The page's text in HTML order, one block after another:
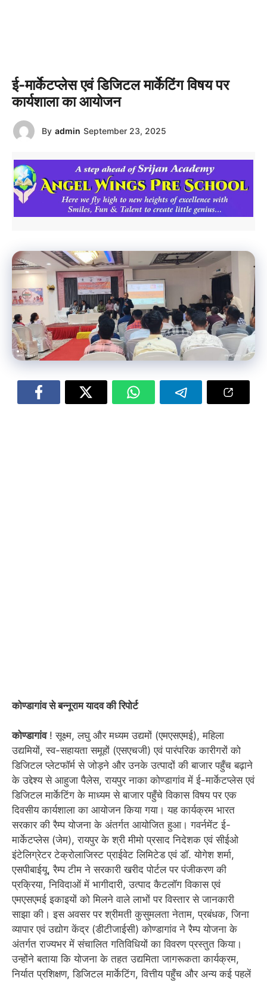
ई-मार्केटप्लेस एवं डिजिटल मार्केटिंग विषय पर
कार्यशाला का आयोजन
By admin September 23, 2025
कोण्डागांव से बन्नूराम यादव की रिपोर्ट
कोण्डागांव! सूक्ष्म, लघु और मध्यम उद्यमों (एमएसएमई), महिला
उद्यमियों, स्व-सहायता समूहों (एसएचजी) एवं पारंपरिक कारीगरों को
डिजिटल प्लेटफॉर्म से जोड़ने और उनके उत्पादों की बाजार पहुँच बढ़ाने
के उद्देश्य से आहुजा पैलेस, रायपुर नाका कोण्डागांव में ई-मार्केटप्लेस एवं
डिजिटल मार्केटिंग के माध्यम से बाजार पहुँचे विकास विषय पर एक
दिवसीय कार्यशाला का आयोजन किया गया। यह कार्यक्रम भारत
सरकार की रैम्प योजना के अंतर्गत आयोजित हुआ। गवर्नमेंट ई-
मार्केटप्लेस (जेम), रायपुर के श्री मीमो प्रसाद निदेशक एवं सीईओ
इंटेलिग्रेटर टेक्रोलाजिस्ट प्राईवेट लिमिटेड एवं डॉ. योगेश शर्मा,
एसपीबाईयू, रैम्प टीम ने सरकारी खरीद पोर्टल पर पंजीकरण की
प्रक्रिया, निविदाओं में भागीदारी, उत्पाद कैटलॉग विकास एवं
एमएसएमई इकाइयों को मिलने वाले लाभों पर विस्तार से जानकारी
साझा की। इस अवसर पर श्रीमती कुसुमलता नेताम, प्रबंधक, जिना
व्यापार एवं उद्योग केंद्र (डीटीजाईसी) कोण्डागांव ने रैम्प योजना के
अंतर्गत राज्यभर में संचालित गतिविधियों का विवरण प्रस्तुत किया।
उन्होंने बताया कि योजना के तहत उद्यमिता जागरूकता कार्यक्रम,
निर्यात प्रशिक्षण, डिजिटल मार्केटिंग, वित्तीय पहुँच और अन्य कई पहलें